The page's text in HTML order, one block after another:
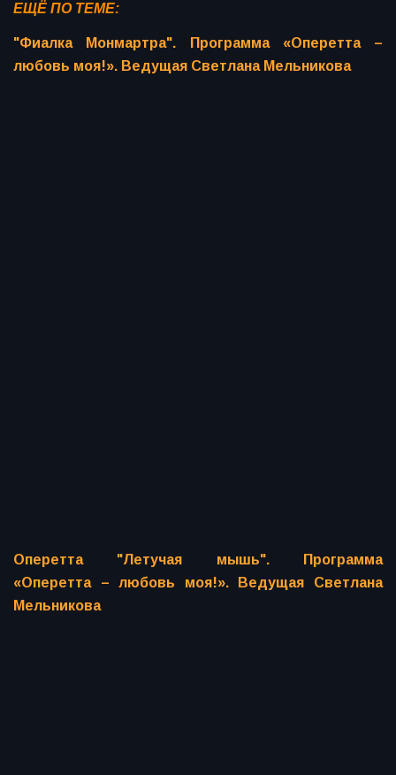
ЕЩЁ ПО ТЕМЕ:
"Фиалка Монмартра". Программа «Оперетта –
любовь моя!». Ведущая Светлана Мельникова
Оперетта "Летучая мышь". Программа
«Оперетта – любовь моя!». Ведущая Светлана
Мельникова